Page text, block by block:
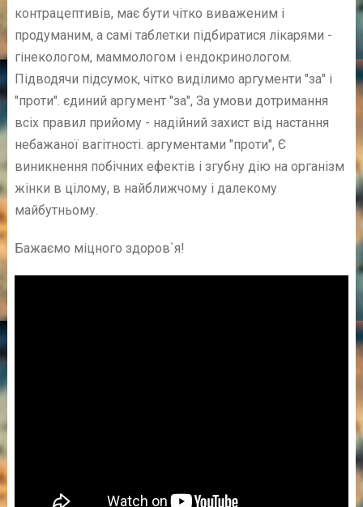
контрацептивів, має бути чітко виваженим і
продуманим, а самі таблетки підбиратися лікарями -
гінекологом, маммологом і ендокринологом.
Підводячи підсумок, чітко виділимо аргументи "за" і
"проти". єдиний аргумент "за", За умови дотримання
всіх правил прийому - надійний захист від настання
небажаної вагітності. аргументами "проти", Є
виникнення побічних ефектів і згубну дію на організм
жінки в цілому, в найближчому і далекому
майбутньому.
Бажаємо міцного здоров`я!